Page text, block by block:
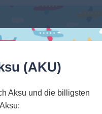
(AKU)
Aksu und die billigsten